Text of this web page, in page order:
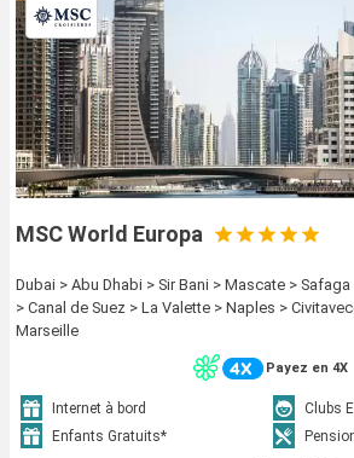
MSC World Europa
Dubai > Abu Dhabi > Sir Bani > Mascate >
> Canal de Suez > La Valette > Naples >
Marseille
Payez en 4X
Internet à bord
Clubs
Enfants Gratuits*